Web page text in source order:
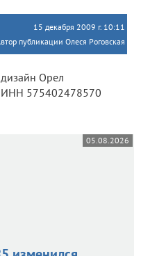
15 декабря 2009 г. 10:11
публикации Олеся Роговская
ИНН 575402478570
05.08.2026